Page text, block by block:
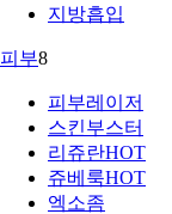
지방흡입
피부8
피부레이저
스킨부스터
리쥬란HOT
쥬베룩HOT
엑소좀